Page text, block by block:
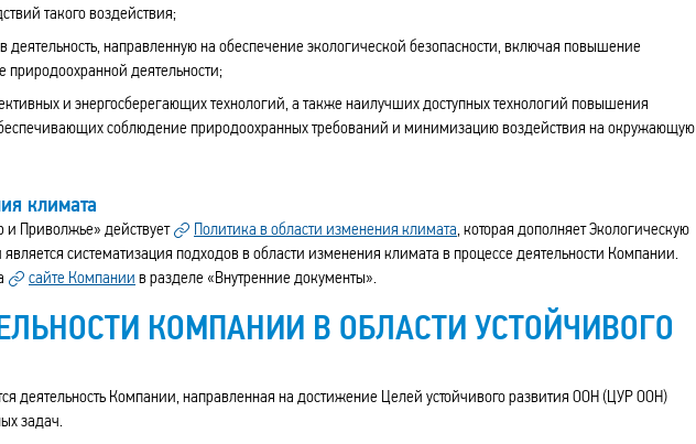
такого воздействия;
направленную на обеспечение экологической безопасности, включая повышение
деятельности;
и энергосберегающих технологий, а также наилучших доступных технологий повышения
соблюдение природоохранных требований и минимизацию воздействия на окружающую
климата
и Приволжье» действует Политика в области изменения климата, которая дополняет Экологическую
систематизация подходов в области изменения климата в процессе деятельности Компании.
сайте Компании в разделе «Внутренние документы».
КОМПАНИИ В ОБЛАСТИ УСТОЙЧИВОГО
деятельность Компании, направленная на достижение Целей устойчивого развития ООН (ЦУР ООН)
задач.